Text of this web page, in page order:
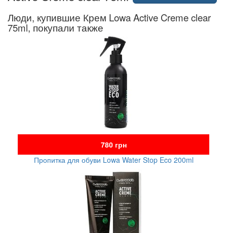
Люди, купившие Крем Lowa Active Creme clear
75ml, покупали также
780 грн
Пропитка для обуви Lowa Water Stop Eco 200ml